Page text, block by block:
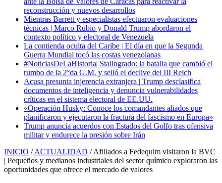
reconstrucción y nuevos desarrollos
Mientras Barrett y especialistas efectuaron evaluaciones
técnicas | Marco Rubio y Donald Trump abordaron el
contexto político y electoral de Venezuela
La contienda oculta del Caribe | El día en que la Segunda
Guerra Mundial tocó las costas venezolanas
#NoticiasDeLaHistoria| Stalingrado: la batalla que cambió el
rumbo de la 2°da G.M. y selló el declive del III Reich
Acusa presunta injerencia extranjera | Trump desclasifica
documentos de inteligencia y denuncia vulnerabilidades
críticas en el sistema electoral de EE.UU.
«Operación Husky: Conoce los comandantes aliados que
planificaron y ejecutaron la fractura del fascismo en Europa»
Trump anuncia acuerdos con Estados del Golfo tras ofensiva
militar y endurece la presión sobre Irán
INICIO / ACTUALIDAD / Afiliados a Fedequim visitaron la BVC
| Pequeños y medianos industriales del sector químico exploraron las
oportunidades que ofrece el mercado de valores